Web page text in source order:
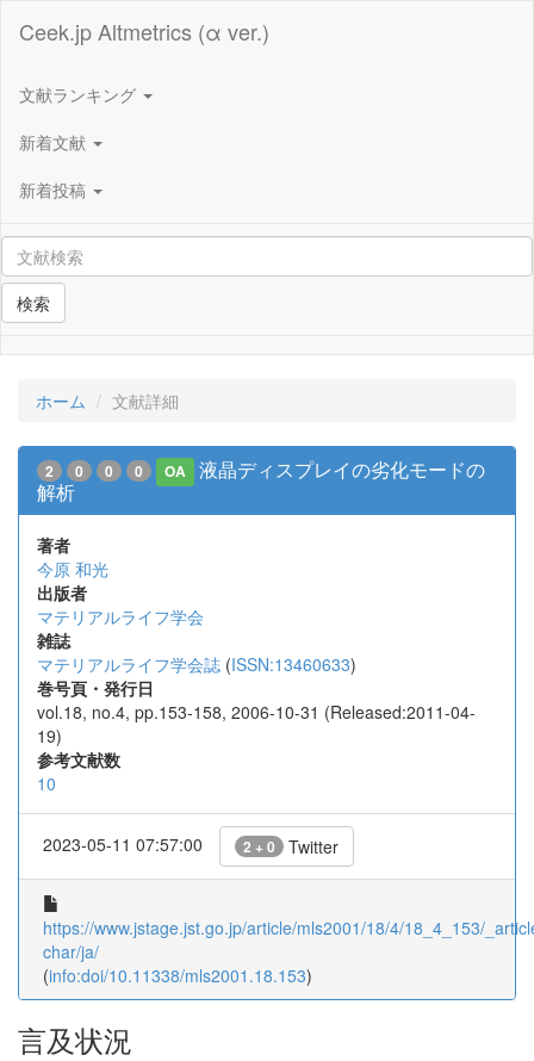
Ceek.jp Altmetrics (α ver.)
文献ランキング
新着文献
新着投稿
検索
ホーム 文献詳細
2 0 0 0 OA
液晶ディスプレイの劣化モードの
解析
著者
今原 和光
出版者
マテリアルライフ学会
雑誌
マテリアルライフ学会誌 (ISSN:13460633)
巻号頁・発行日
vol.18, no.4, pp.153-158, 2006-10-31 (Released:2011-04-
19)
参考文献数
10
2023-05-11 07:57:00 2 + 0 Twitter
https://www.jstage.jst.go.jp/article/mls2001/18/4/18_4_153/
char/ja/
(info:doi/10.11338/mls2001.18.153)
言及状況